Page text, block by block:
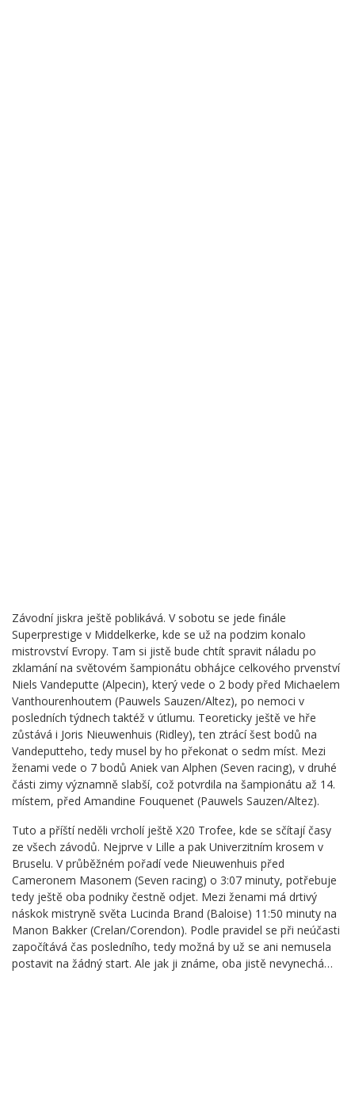
Závodní jiskra ještě poblikává. V sobotu se jede finále
Superprestige v Middelkerke, kde se už na podzim konalo
mistrovství Evropy. Tam si jistě bude chtít spravit náladu po
zklamání na světovém šampionátu obhájce celkového prvenství
Niels Vandeputte (Alpecin), který vede o 2 body před Michaelem
Vanthourenhoutem (Pauwels Sauzen/Altez), po nemoci v
posledních týdnech taktéž v útlumu. Teoreticky ještě ve hře
zůstává i Joris Nieuwenhuis (Ridley), ten ztrácí šest bodů na
Vandeputteho, tedy musel by ho překonat o sedm míst. Mezi
ženami vede o 7 bodů Aniek van Alphen (Seven racing), v druhé
části zimy významně slabší, což potvrdila na šampionátu až 14.
místem, před Amandine Fouquenet (Pauwels Sauzen/Altez).
Tuto a příští neděli vrcholí ještě X20 Trofee, kde se sčítají časy
ze všech závodů. Nejprve v Lille a pak Univerzitním krosem v
Bruselu. V průběžném pořadí vede Nieuwenhuis před
Cameronem Masonem (Seven racing) o 3:07 minuty, potřebuje
tedy ještě oba podniky čestně odjet. Mezi ženami má drtivý
náskok mistryně světa Lucinda Brand (Baloise) 11:50 minuty na
Manon Bakker (Crelan/Corendon). Podle pravidel se při neúčasti
započítává čas posledního, tedy možná by už se ani nemusela
postavit na žádný start. Ale jak ji známe, oba jistě nevynechá…